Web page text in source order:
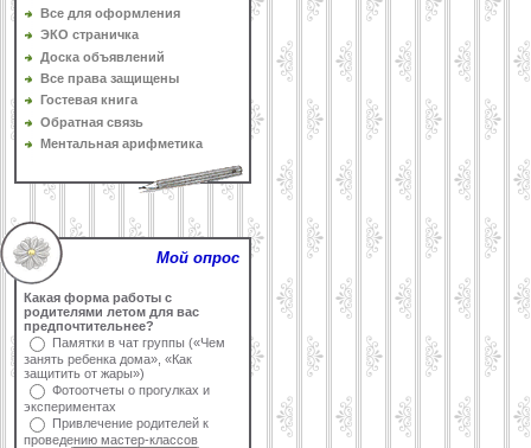
Все для оформления
ЭКО страничка
Доска объявлений
Все права защищены
Гостевая книга
Обратная связь
Ментальная арифметика
Мой опрос
Какая форма работы с
родителями летом для вас
предпочтительнее?
Памятки в чат группы («Чем
занять ребенка дома», «Как
защитить от жары»)
Фотоотчеты о прогулках и
экспериментах
Привлечение родителей к
проведению мастер-классов